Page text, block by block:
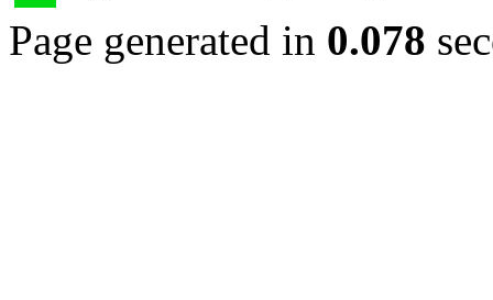
Page generated in 0.078